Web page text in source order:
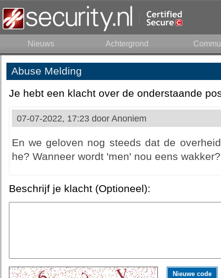
Nieuws Achtergrond
Abuse Melding
Je hebt een klacht over de onderstaande
07-07-2022, 17:23 door Anoniem
En we geloven nog steeds dat de
he? Wanneer wordt 'men' nou eens wakker?
Beschrijf je klacht (Optioneel):
Nieuwe code